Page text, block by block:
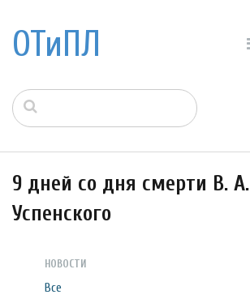
ОТиПЛ
9 дней со дня смерти В. А.
Успенского
НОВОСТИ
Все